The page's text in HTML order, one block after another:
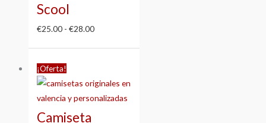
Scool
€25.00 - €28.00
¡Oferta!
Camiseta